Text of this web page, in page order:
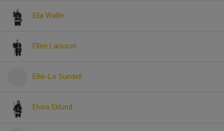
Ella Wallin
Ellen Larsson
Ellie-Lo Sundell
Elvira Eklund